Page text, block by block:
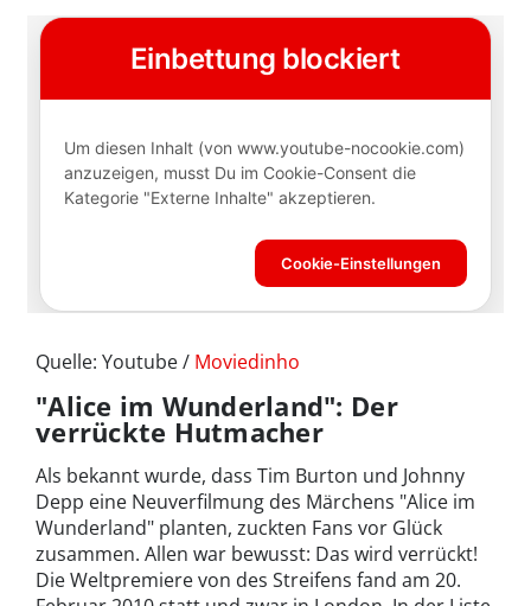
Quelle: Youtube / Moviedinho
"Alice im Wunderland": Der
verrückte Hutmacher
Als bekannt wurde, dass Tim Burton und Johnny
Depp eine Neuverfilmung des Märchens "Alice im
Wunderland" planten, zuckten Fans vor Glück
zusammen. Allen war bewusst: Das wird verrückt!
Die Weltpremiere von des Streifens fand am 20.